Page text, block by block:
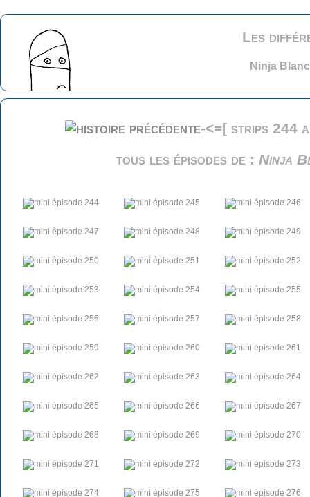
Les
Ninja
-<=[ strips 244
tous les épisodes de : Ninja